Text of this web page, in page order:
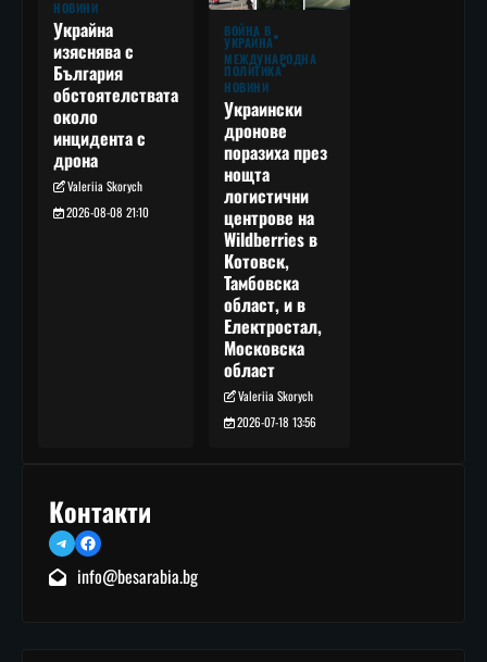
НОВИНИ
Украйна
изяснява с
България
обстоятелствата
около
инцидента с
дрона
Valeriia Skorych
2026-08-08 21:10
ВОЙНА В
УКРАЙНА
МЕЖДУНАРОДНА
ПОЛИТИКА
НОВИНИ
Украински
дронове
поразиха през
нощта
логистични
центрове на
Wildberries в
Котовск,
Тамбовска
област, и в
Електростал,
Московска
област
Valeriia Skorych
2026-07-18 13:56
Контакти
TelegramFacebook
info@besarabia.bg